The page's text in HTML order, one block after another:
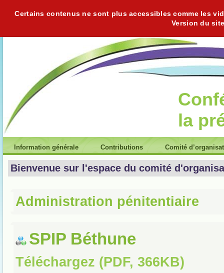
Certains contenus ne sont plus accessibles comme les
Version du
la
Information générale Contributions Comité
Bienvenue sur l'espace du comité
Administration pénitentiaire
SPIP Béthune
Téléchargez (PDF, 366KB)